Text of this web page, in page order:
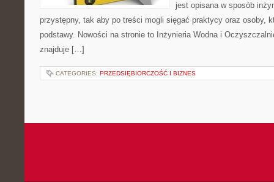
jest opisana w sposób
przystępny, tak aby po treści mogli sięgać praktycy oraz osoby,
podstawy. Nowości na stronie to Inżynieria Wodna i
znajduje […]
CATEGORIES: PRZEDSIĘBIORCZOŚĆ I BIZNES